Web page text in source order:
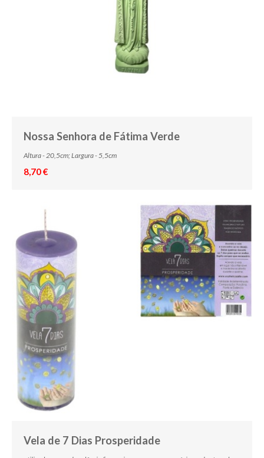
Nossa Senhora de Fátima Verde
Altura - 20,5cm; Largura - 5,5cm
8,70 €
Vela de 7 Dias Prosperidade